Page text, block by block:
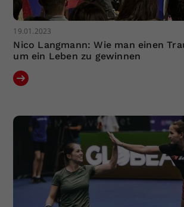
19.01.2023
Nico Langmann: Wie man einen
um ein Leben zu gewinnen